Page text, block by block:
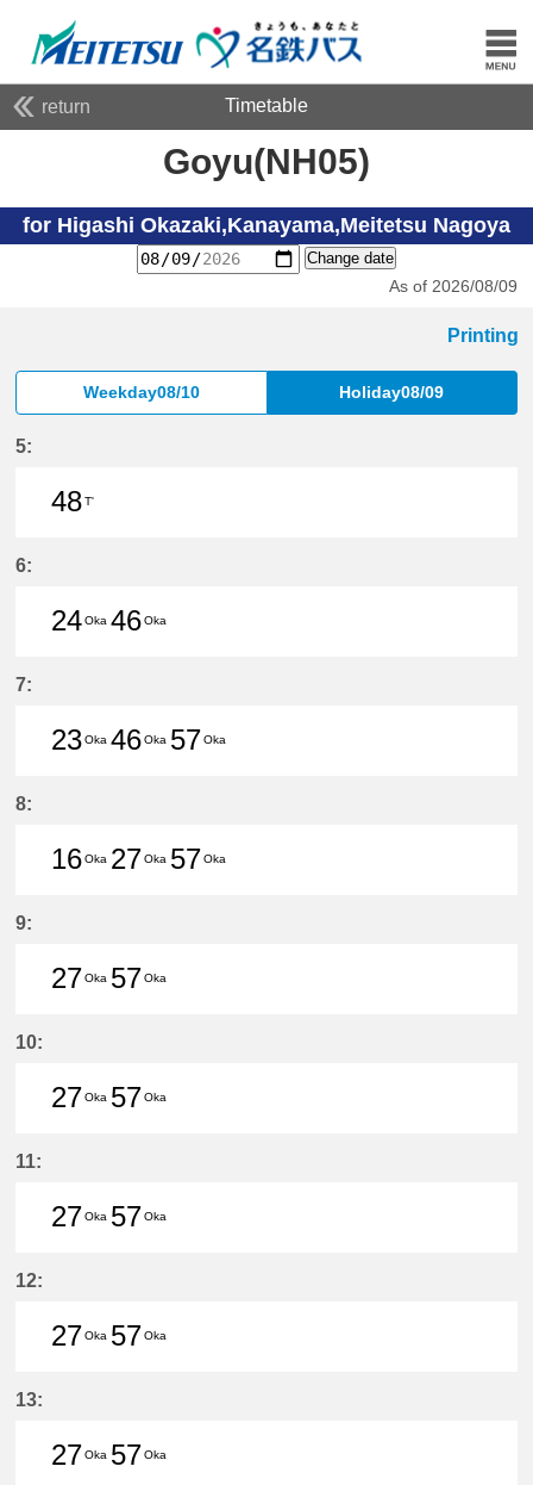
return Timetable
Goyu(NH05)
for Higashi Okazaki,Kanayama,Meitetsu Nagoya
Change date
As of 2026/08/09
Printing
Weekday08/10 Holiday08/09
5:
48T'
6:
24Oka 46Oka
7:
23Oka 46Oka 57Oka
8:
16Oka 27Oka 57Oka
9:
27Oka 57Oka
10:
27Oka 57Oka
11:
27Oka 57Oka
12:
27Oka 57Oka
13:
27Oka 57Oka